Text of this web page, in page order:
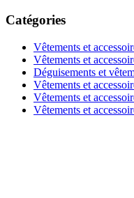
Catégories
Vêtements et
Vêtements et
Déguisements et
Vêtements et
Vêtements et
Vêtements et